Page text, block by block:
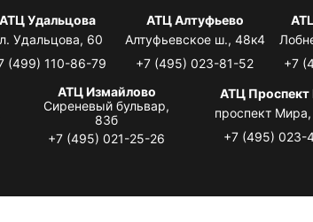
АТЦ Удальцова
Удальцова, 60
(499) 110-86-79
АТЦ Алтуфьево
Алтуфьевское ш., 48к4
+7 (495) 023-81-52
+7
АТЦ Измайлово
Сиреневый бульвар,
83б
+7 (495) 021-25-26
АТЦ
проспект
+7 (495) 023-